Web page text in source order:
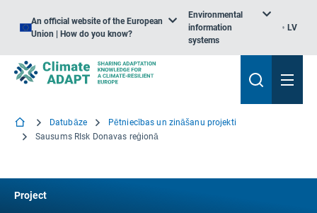
An official website of the European
Union | How do you know?
Environmental
information
systems
LV
Datubāze
Pētniecības un zināšanu projekti
Sausums RIsk Donavas reģionā
Project